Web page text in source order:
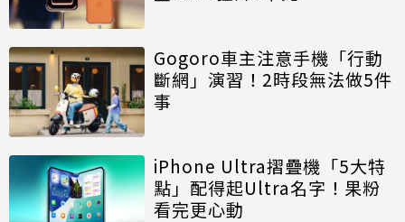
Gogoro車主注意手機「行動
斷網」演習！2時段無法做5件
事
iPhone Ultra摺疊機「5大特
點」配得起Ultra名字！果粉
看完更心動